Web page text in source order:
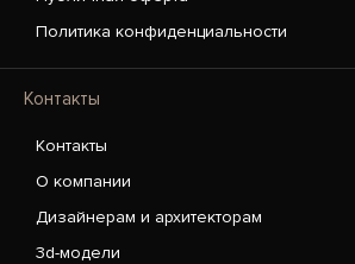
Политика конфиденциальности
Контакты
Контакты
О компании
Дизайнерам и архитекторам
3d-модели